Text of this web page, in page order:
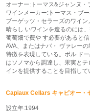
オーナー:トーマス&ジャンヌ・
ワインメーカー:トーマス・ブ
ブーゲッツ・セラーズのワイ
晴らし いワインを造るのには
葡萄畑で費や す必要があると
AVA、またはナパ・ ヴァレー
特徴を表現している。ボル ド
はソノマから調達し、果実と
インを提供することを目指して
Capiaux Cellars キャピオー・
設立年:1994